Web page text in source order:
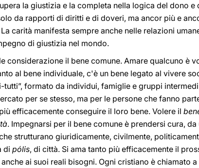
la giustizia e la completa nella logica del dono e
da rapporti di diritti e di doveri, ma ancor più e
carità manifesta sempre anche nelle relazioni
di giustizia nel mondo.
considerazione il bene comune. Amare qualcuno è
al bene individuale, c'è un bene legato al vivere
tutti”, formato da individui, famiglie e gruppi
per se stesso, ma per le persone che fanno
efficacemente conseguire il loro bene. Volere il
. Impegnarsi per il bene comune è prendersi cura,
strutturano giuridicamente, civilmente,
di pólis, di città. Si ama tanto più efficacemente il
ai suoi reali bisogni. Ogni cristiano è chiamato